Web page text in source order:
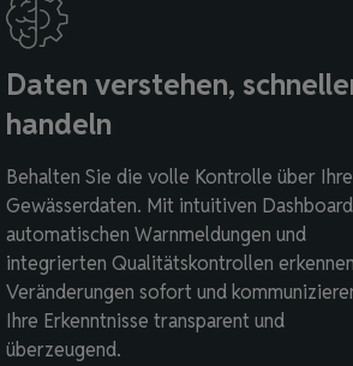
Daten verstehen,
handeln
Behalten Sie die volle Kontrolle über Ihre
Gewässerdaten. Mit intuitiven
automatischen Warnmeldungen und
integrierten Qualitätskontrollen
Veränderungen sofort und
Ihre Erkenntnisse transparent und
überzeugend.